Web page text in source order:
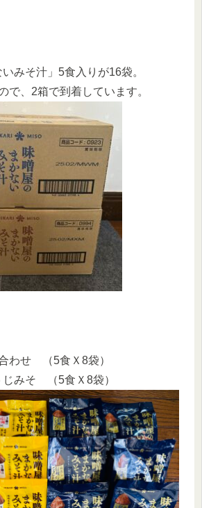
いみそ汁」5食入りが16袋。
で、2箱で到着しています。
わせ （5食Ｘ8袋）
じみそ （5食Ｘ8袋）